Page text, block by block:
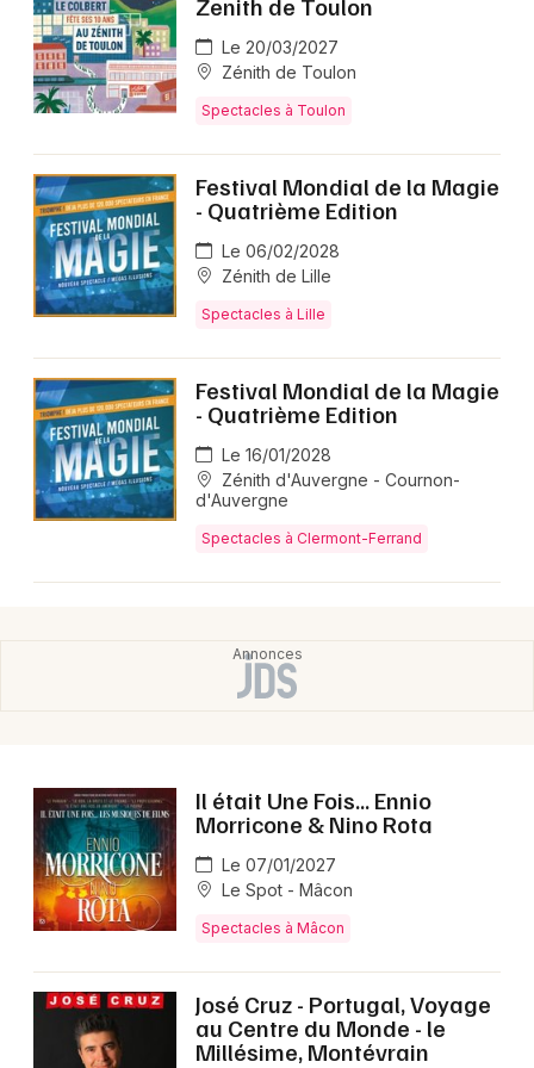
Le spectacle a lieu au Lieu, 41 rue de Trévise, 75009
Paris.
🎭 Qu'est-ce que le spectacle Sans repère de
Cyril Rosique ?
Sans repère est un one man show écrit et interprété
par Cyril Rosique; il raconte un périple de 600 km à
pied, mêlant humour et émotion dans un format intime
et sincère.
Le 20/03/2027
Zénith de Toulon
Spectacles à Toulon
Festival Mondial de la Magie
- Quatrième Edition
Le 06/02/2028
Zénith de Lille
Spectacles à Lille
Festival Mondial de la Magie
- Quatrième Edition
Le 16/01/2028
Zénith d'Auvergne - Cournon-
d'Auvergne
Spectacles à Clermont-Ferrand
Il était Une Fois... Ennio
Morricone & Nino Rota
Le 07/01/2027
Le Spot - Mâcon
Spectacles à Mâcon
José Cruz - Portugal, Voyage
au Centre du Monde - le
Millésime, Montévrain